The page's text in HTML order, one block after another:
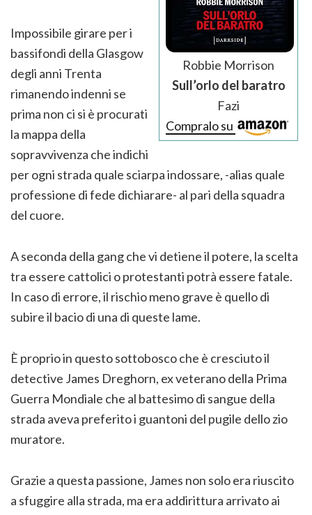
Robbie Morrison
Sull’orlo del baratro
Fazi
Compralo su
Impossibile girare per i
bassifondi della Glasgow
degli anni Trenta
rimanendo indenni se
prima non ci si è procurati
la mappa della
sopravvivenza che indichi
per ogni strada quale sciarpa indossare, -alias quale
professione di fede dichiarare- al pari della squadra
del cuore.
A seconda della gang che vi detiene il potere, la scelta
tra essere cattolici o protestanti potrà essere fatale.
In caso di errore, il rischio meno grave è quello di
subire il bacio di una di queste lame.
È proprio in questo sottobosco che è cresciuto il
detective James Dreghorn, ex veterano della Prima
Guerra Mondiale che al battesimo di sangue della
strada aveva preferito i guantoni del pugile dello zio
muratore.
Grazie a questa passione, James non solo era riuscito
a sfuggire alla strada, ma era addirittura arrivato ai